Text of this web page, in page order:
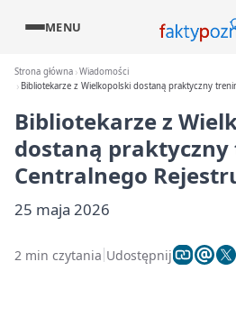
MENU
Strona główna Wiadomości
Bibliotekarze z Wielkopolski dostaną praktyczny
Bibliotekarze z
dostaną praktyczny
Centralnego
25 maja 2026
2 min czytania Udostępnij